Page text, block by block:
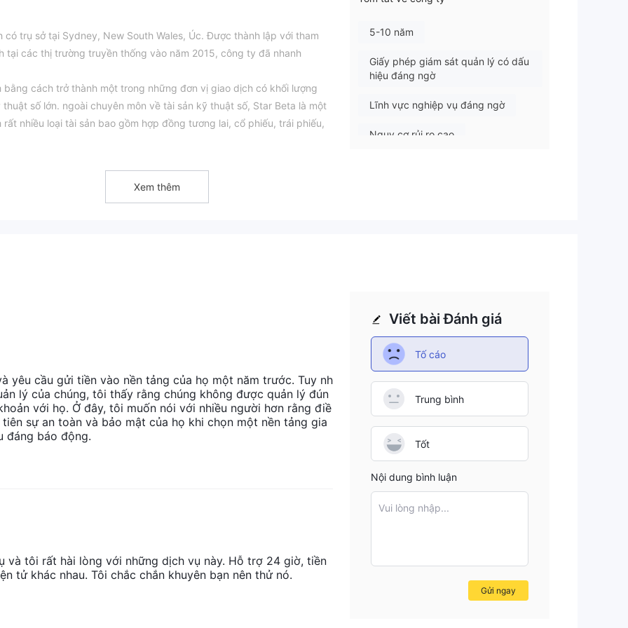
trụ sở tại Sydney, New South Wales, Úc. Được thành lập với tham
các thị trường truyền thống vào năm 2015, công ty đã nhanh
cách trở thành một trong những đơn vị giao dịch có khối lượng
số lớn. ngoài chuyên môn về tài sản kỹ thuật số, Star Beta là một
nhiều loại tài sản bao gồm hợp đồng tương lai, cổ phiếu, trái phiếu,
thiếu quy định này có thể gây ra rủi ro đáng kể cho các nhà giao
giao dịch bắt buộc phải thận trọng và tiến hành thẩm định toàn diện
các nhà giao dịch kiểm soát vị thế lớn hơn với số vốn nhỏ hơn.
phải hiểu những rủi ro liên quan.
và được một số công ty lớn nhất ở Hoa Kỳ sử dụng, cho thấy độ tin
giao dịch có thể nhận được hỗ trợ bất cứ lúc nào, đảm bảo trải
Beta có thể không cung cấp đầy đủ các sản phẩm giao dịch, hạn
5-10 năm
Giấy phép giám sát quản lý có dấu
hiệu đáng ngờ
Lĩnh vực nghiệp vụ đáng ngờ
Nguy cơ rủi ro cao
Xem thêm
yêu cầu gửi tiền vào nền tảng của họ một năm trước. Tuy nh
lý của chúng, tôi thấy rằng chúng không được quản lý đún
với họ. Ở đây, tôi muốn nói với nhiều người hơn rằng điề
sự an toàn và bảo mật của họ khi chọn một nền tảng gia
đáng báo động.
và tôi rất hài lòng với những dịch vụ này. Hỗ trợ 24 giờ, tiền
tử khác nhau. Tôi chắc chắn khuyên bạn nên thử nó.
Viết bài Đánh giá
Tố cáo
Trung bình
Tốt
Nội dung bình luận
Vui lòng nhập...
Gửi ngay